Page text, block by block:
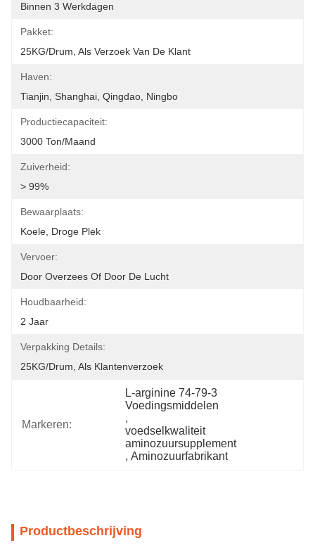
Binnen 3 Werkdagen
Pakket:
25KG/Drum, Als Verzoek Van De Klant
Haven:
Tianjin, Shanghai, Qingdao, Ningbo
Productiecapaciteit:
3000 Ton/maand
Zuiverheid:
> 99%
Bewaarplaats:
Koele, Droge Plek
Vervoer:
Door Overzees Of Door De Lucht
Houdbaarheid:
2 Jaar
Verpakking Details:
25KG/Drum, Als Klantenverzoek
Markeren:
L-arginine 74-79-3
Voedingsmiddelen
,
voedselkwaliteit
aminozuursupplement
, Aminozuurfabrikant
Productbeschrijving